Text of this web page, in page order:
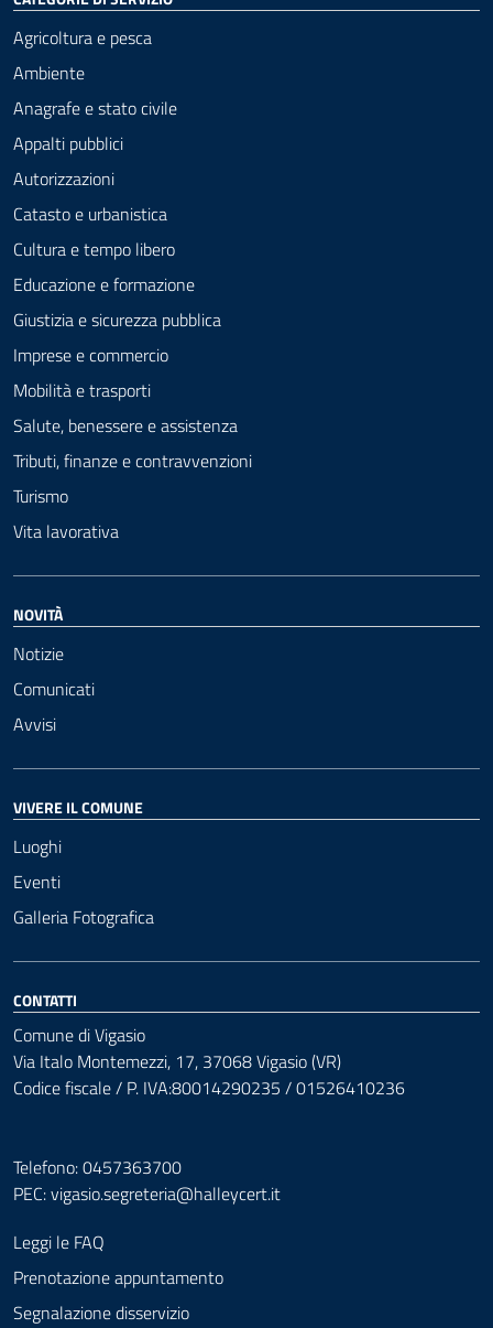
Agricoltura e pesca
Ambiente
Anagrafe e stato civile
Appalti pubblici
Autorizzazioni
Catasto e urbanistica
Cultura e tempo libero
Educazione e formazione
Giustizia e sicurezza pubblica
Imprese e commercio
Mobilità e trasporti
Salute, benessere e assistenza
Tributi, finanze e contravvenzioni
Turismo
Vita lavorativa
NOVITÀ
Notizie
Comunicati
Avvisi
VIVERE IL COMUNE
Luoghi
Eventi
Galleria Fotografica
CONTATTI
Comune di Vigasio
Via Italo Montemezzi, 17, 37068 Vigasio (VR)
Codice fiscale / P. IVA:80014290235 / 01526410236
Telefono: 0457363700
PEC:vigasio.segreteria@halleycert.it
Leggi le FAQ
Prenotazione appuntamento
Segnalazione disservizio